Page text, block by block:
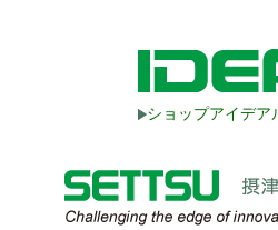
ショップアイデア